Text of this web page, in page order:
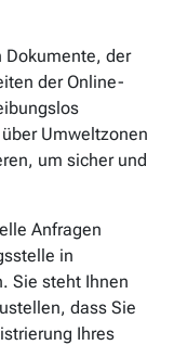
Dokumente, der
der Online-
Umweltzonen
um sicher und
Anfragen
in
Sie steht Ihnen
dass Sie
Ihres